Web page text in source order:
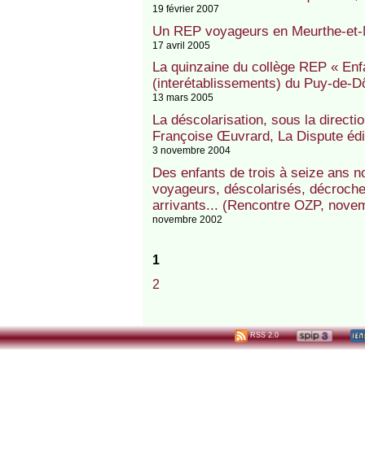
19 février 2007
Un REP voyageurs en Meurthe-
17 avril 2005
La quinzaine du collège REP «
(interétablissements) du Puy-de-
13 mars 2005
La déscolarisation, sous la
Françoise Œuvrard, La Dispute
3 novembre 2004
Des enfants de trois à seize ans
voyageurs, déscolarisés,
arrivants... (Rencontre OZP,
novembre 2002
1
2
RSS 2.0